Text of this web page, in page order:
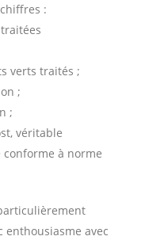
:
verts traités ;
;
;
véritable
à norme
enthousiasme avec